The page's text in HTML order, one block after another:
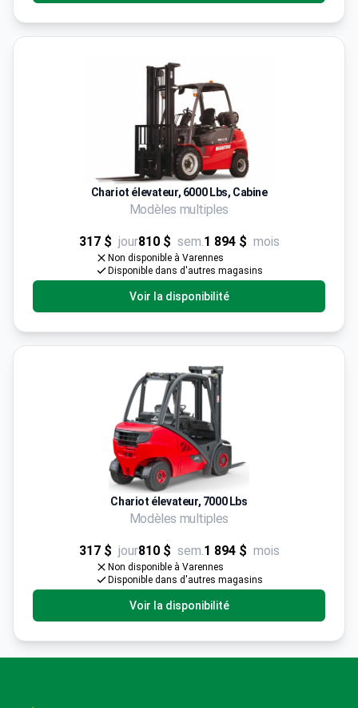
Chariot élevateur, 6000 Lbs, Cabine
Modèles multiples
317 $ jour810 $ sem.1 894 $ mois
Non disponible à Varennes
Disponible dans d'autres magasins
Voir la disponibilité
Chariot élevateur, 7000 Lbs
Modèles multiples
317 $ jour810 $ sem.1 894 $ mois
Non disponible à Varennes
Disponible dans d'autres magasins
Voir la disponibilité